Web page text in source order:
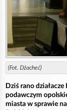
(Fot. Dżacheć)
Dziś rano
podawczym
miasta w sprawie